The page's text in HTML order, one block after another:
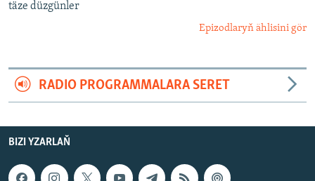
täze düzgünler
Epizodlaryň ählisini gör
RADIO PROGRAMMALARA SERET
BIZI YZARLAŇ